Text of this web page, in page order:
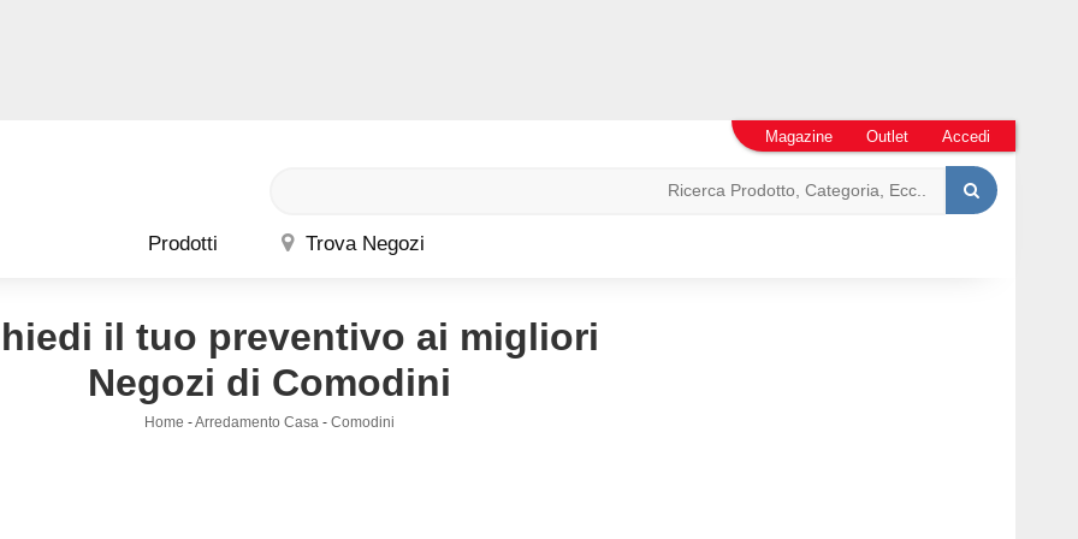
Prodotti Trova Negozi
Magazine Outlet Accedi
il tuo preventivo ai migliori
Negozi di Comodini
Home -Arredamento Casa - Comodini